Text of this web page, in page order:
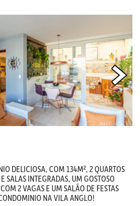
DELICIOSA, COM 134M², 2 QUARTOS
SALAS INTEGRADAS, UM GOSTOSO
2 VAGAS E UM SALÃO DE FESTAS
NA VILA ANGLO!